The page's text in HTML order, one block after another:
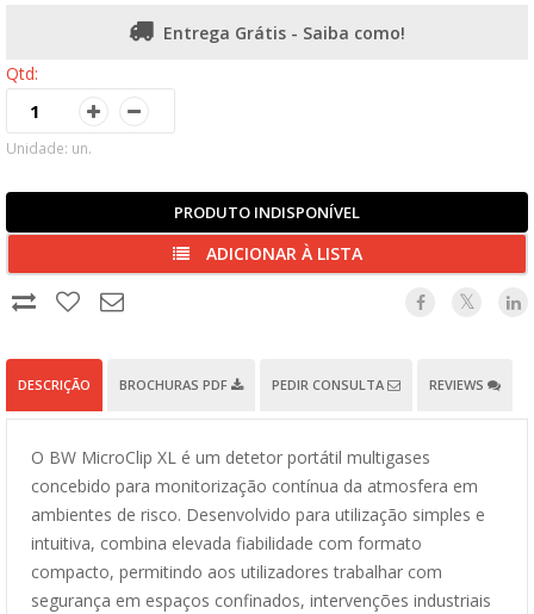
Entrega Grátis - Saiba como!
Qtd:
Unidade: un.
PRODUTO INDISPONÍVEL
ADICIONAR À LISTA
DESCRIÇÃO BROCHURAS PDF PEDIR CONSULTA REVIEWS
O BW MicroClip XL é um detetor portátil multigases
concebido para monitorização contínua da atmosfera em
ambientes de risco. Desenvolvido para utilização simples e
intuitiva, combina elevada fiabilidade com formato
compacto, permitindo aos utilizadores trabalhar com
segurança em espaços confinados, intervenções industriais